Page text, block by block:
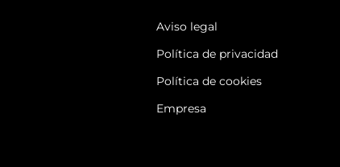
Aviso legal
Política de privacidad
Política de cookies
Empresa